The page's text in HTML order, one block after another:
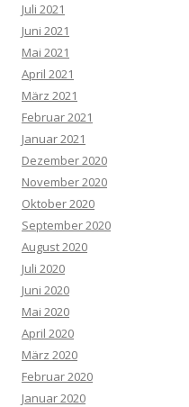
Juli 2021
Juni 2021
Mai 2021
April 2021
März 2021
Februar 2021
Januar 2021
Dezember 2020
November 2020
Oktober 2020
September 2020
August 2020
Juli 2020
Juni 2020
Mai 2020
April 2020
März 2020
Februar 2020
Januar 2020